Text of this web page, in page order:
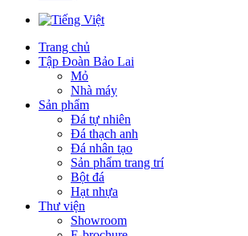
Trang chủ
Tập Đoàn Bảo Lai
Mỏ
Nhà máy
Sản phẩm
Đá tự nhiên
Đá thạch anh
Đá nhân tạo
Sản phẩm trang trí
Bột đá
Hạt nhựa
Thư viện
Showroom